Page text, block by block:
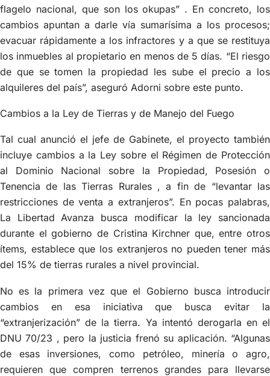
flagelo nacional, que son los okupas” . En concreto, los
cambios apuntan a darle vía sumarísima a los procesos;
evacuar rápidamente a los infractores y a que se restituya
los inmuebles al propietario en menos de 5 días. “El riesgo
de que se tomen la propiedad les sube el precio a los
alquileres del país”, aseguró Adorni sobre este punto.
Cambios a la Ley de Tierras y de Manejo del Fuego
Tal cual anunció el jefe de Gabinete, el proyecto también
incluye cambios a la Ley sobre el Régimen de Protección
al Dominio Nacional sobre la Propiedad, Posesión o
Tenencia de las Tierras Rurales , a fin de “levantar las
restricciones de venta a extranjeros”. En pocas palabras,
La Libertad Avanza busca modificar la ley sancionada
durante el gobierno de Cristina Kirchner que, entre otros
ítems, establece que los extranjeros no pueden tener más
del 15% de tierras rurales a nivel provincial.
No es la primera vez que el Gobierno busca introducir
cambios en esa iniciativa que busca evitar la
“extranjerización” de la tierra. Ya intentó derogarla en el
DNU 70/23 , pero la justicia frenó su aplicación. “Algunas
de esas inversiones, como petróleo, minería o agro,
requieren que compren terrenos grandes para llevarse